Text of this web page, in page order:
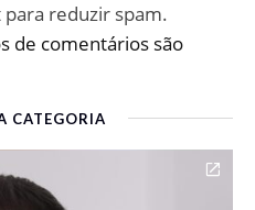
para reduzir spam.
de comentários são
CATEGORIA